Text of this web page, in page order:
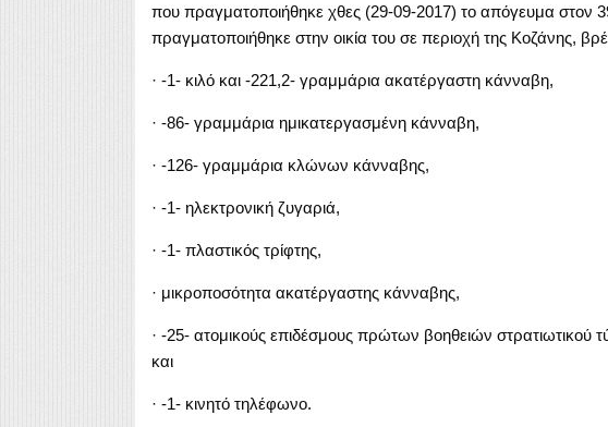
που πραγματοποιήθηκε χθες (29-09-2017) το απόγευμα στον
πραγματοποιήθηκε στην οικία του σε περιοχή της Κοζάνης,
· -1- κιλό και -221,2- γραμμάρια ακατέργαστη κάνναβη,
· -86- γραμμάρια ημικατεργασμένη κάνναβη,
· -126- γραμμάρια κλώνων κάνναβης,
· -1- ηλεκτρονική ζυγαριά,
· -1- πλαστικός τρίφτης,
· μικροποσότητα ακατέργαστης κάνναβης,
· -25- ατομικούς επιδέσμους πρώτων βοηθειών στρατιωτικού
και
· -1- κινητό τηλέφωνο.